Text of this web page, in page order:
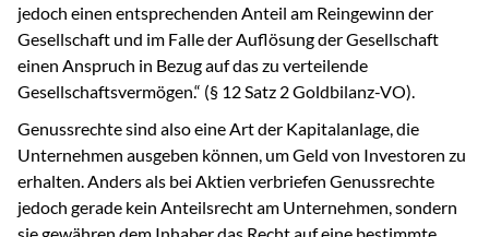
jedoch einen entsprechenden Anteil am Reingewinn der
Gesellschaft und im Falle der Auflösung der Gesellschaft
einen Anspruch in Bezug auf das zu verteilende
Gesellschaftsvermögen.“ (§ 12 Satz 2 Goldbilanz-VO).
Genussrechte sind also eine Art der Kapitalanlage, die
Unternehmen ausgeben können, um Geld von Investoren zu
erhalten. Anders als bei Aktien verbriefen Genussrechte
jedoch gerade kein Anteilsrecht am Unternehmen, sondern
sie gewähren dem Inhaber das Recht auf eine bestimmte